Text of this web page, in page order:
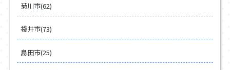
菊川市(62)
袋井市(73)
島田市(25)